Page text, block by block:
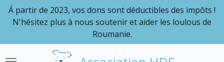
Passer
principal
Á partir de 2023, vos dons sont déductibles des impôts !
N'hésitez plus à nous soutenir et aider les loulous de
Roumanie.